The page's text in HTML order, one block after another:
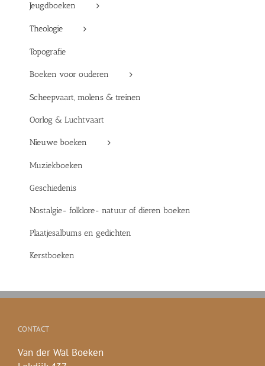
Jeugdboeken
Theologie
Topografie
Boeken voor ouderen
Scheepvaart, molens & treinen
Oorlog & Luchtvaart
Nieuwe boeken
Muziekboeken
Geschiedenis
Nostalgie- folklore- natuur of dieren boeken
Plaatjesalbums en gedichten
Kerstboeken
CONTACT
Van der Wal Boeken